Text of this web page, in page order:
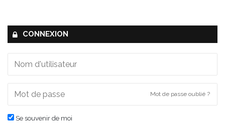
CONNEXION
Mot de passe oublié ?
Se souvenir de moi